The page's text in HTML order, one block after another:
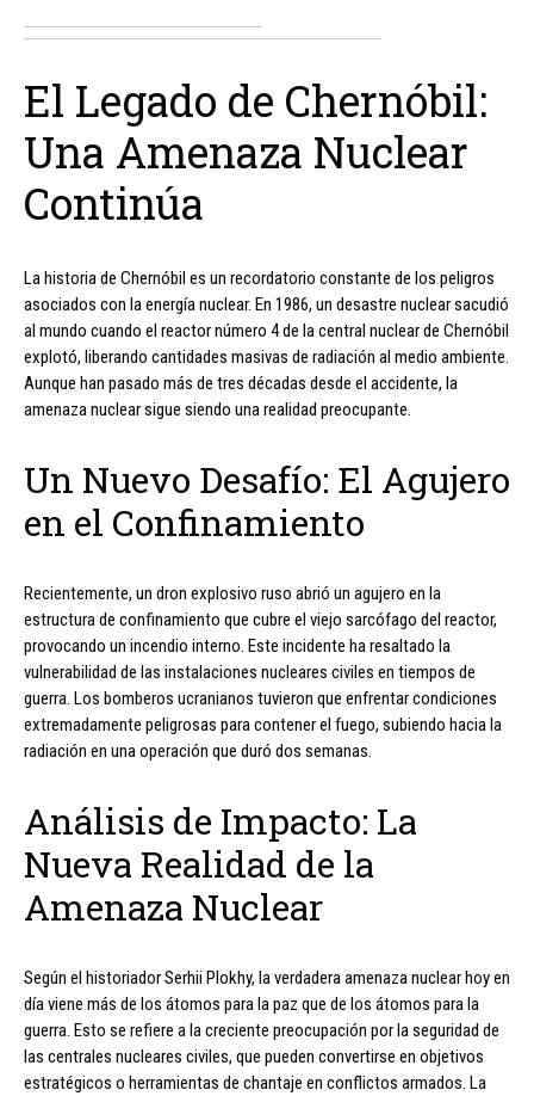
El Legado de Chernóbil:
Una Amenaza Nuclear
Continúa
La historia de Chernóbil es un recordatorio constante de los peligros
asociados con la energía nuclear. En 1986, un desastre nuclear sacudió
al mundo cuando el reactor número 4 de la central nuclear de Chernóbil
explotó, liberando cantidades masivas de radiación al medio ambiente.
Aunque han pasado más de tres décadas desde el accidente, la
amenaza nuclear sigue siendo una realidad preocupante.
Un Nuevo Desafío: El Agujero
en el Confinamiento
Recientemente, un dron explosivo ruso abrió un agujero en la
estructura de confinamiento que cubre el viejo sarcófago del reactor,
provocando un incendio interno. Este incidente ha resaltado la
vulnerabilidad de las instalaciones nucleares civiles en tiempos de
guerra. Los bomberos ucranianos tuvieron que enfrentar condiciones
extremadamente peligrosas para contener el fuego, subiendo hacia la
radiación en una operación que duró dos semanas.
Análisis de Impacto: La
Nueva Realidad de la
Amenaza Nuclear
Según el historiador Serhii Plokhy, la verdadera amenaza nuclear hoy en
día viene más de los átomos para la paz que de los átomos para la
guerra. Esto se refiere a la creciente preocupación por la seguridad de
las centrales nucleares civiles, que pueden convertirse en objetivos
estratégicos o herramientas de chantaje en conflictos armados. La